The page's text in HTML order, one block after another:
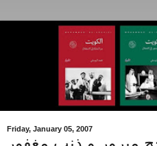
Friday, January 05, 2007